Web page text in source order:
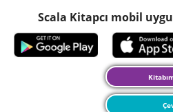
Scala Kitapcı mobil